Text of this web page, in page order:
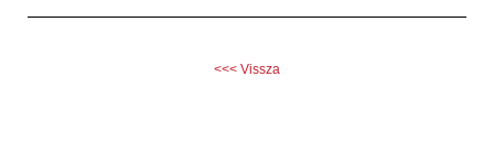
<<< Vissza